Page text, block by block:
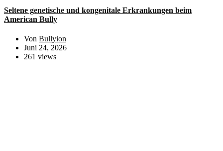
Seltene genetische und kongenitale Erkrankungen beim
American Bully
Von Bullyion
Juni 24, 2026
261 views